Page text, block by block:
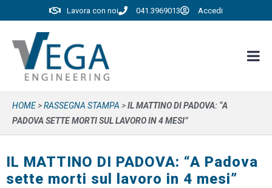
Lavora con noi 041.3969013 Accedi
HOME>RASSEGNA STAMPA >IL MATTINO DI PADOVA: “A
PADOVA SETTE MORTI SUL LAVORO IN 4 MESI”
IL MATTINO DI PADOVA: “A Padova
sette morti sul lavoro in 4 mesi”